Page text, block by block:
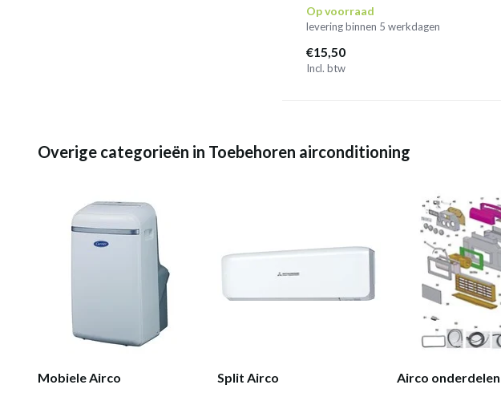
Op voorraad
levering binnen 5 werkdagen
€15,50
Incl. btw
Overige categorieën in Toebehoren airconditioning
Mobiele Airco Split Airco Airco onderdelen